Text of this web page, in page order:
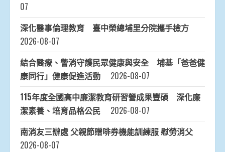
07
深化醫事倫理教育 臺中榮總埔里分院攜手檢方
2026-08-07
結合醫療、警消守護民眾健康與安全 埔基「爸爸健
康同行」健康促進活動
2026-08-07
115年度全國高中廉潔教育研習營成果豐碩 深化廉
潔素養、培育品格公民
2026-08-07
南消友三辦處 父親節贈啡券機能訓練服 慰勞消父
2026-08-07